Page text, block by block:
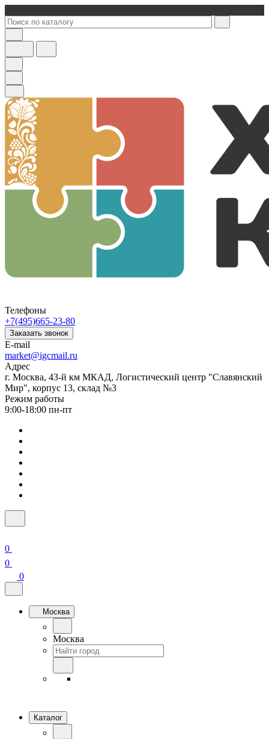
Телефоны
+7(495)665-23-80
Заказать звонок
E-mail
market@igcmail.ru
Адрес
г. Москва, 43-й км МКАД, Логистический центр "Славянский
Мир", корпус 13, склад №3
Режим работы
9:00-18:00 пн-пт
0
0
0
Москва
Москва
Каталог